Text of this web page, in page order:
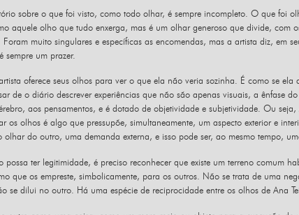
sobre o que foi visto, como todo olhar, é sempre incompleto. O que foi
aquele olho que tudo enxerga, mas é um olhar generoso que divide,
muito singulares e específicas as encomendas, mas a artista diz,
sempre um prazer.
oferece seus olhos para ver o que ela não veria sozinha. É como se
de o diário descrever experiências que não são apenas visuais, a
aos pensamentos, e é dotado de objetividade e subjetividade. Ou
os olhos é algo que pressupõe, simultaneamente, um aspecto exterior e
olhar do outro, uma demanda externa, e isso pode ser, ao mesmo tempo,
possa ter legitimidade, é preciso reconhecer que existe um terreno comum
que os empreste, simbolicamente, para os outros. Não se trata de uma
se dilui no outro. Há uma espécie de reciprocidade entre os olhos de Ana